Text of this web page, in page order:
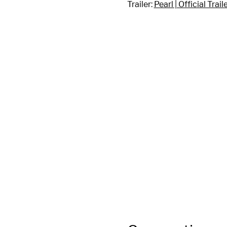
Trailer: Pearl | Official